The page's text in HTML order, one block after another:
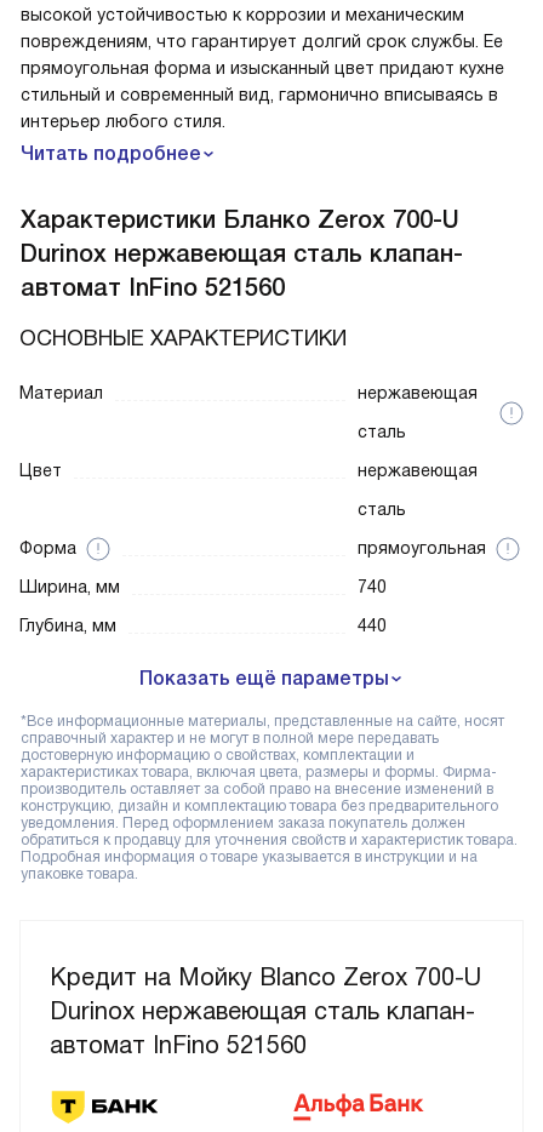
Кредит на Мойку Blanco Zerox 700-U
Durinox нержавеющая сталь клапан-
автомат InFino 521560
высокой устойчивостью к коррозии и механическим
повреждениям, что гарантирует долгий срок службы. Ее
прямоугольная форма и изысканный цвет придают кухне
стильный и современный вид, гармонично вписываясь в
интерьер любого стиля.
Читать подробнее
Характеристики Бланко Zerox 700-U
Durinox нержавеющая сталь клапан-
автомат InFino 521560
ОСНОВНЫЕ ХАРАКТЕРИСТИКИ
Материал
нержавеющая
сталь
Цвет
нержавеющая
сталь
Форма
прямоугольная
Ширина, мм
740
Глубина, мм
440
Показать ещё параметры
*Все информационные материалы, представленные на сайте, носят
справочный характер и не могут в полной мере передавать
достоверную информацию о свойствах, комплектации и
характеристиках товара, включая цвета, размеры и формы. Фирма-
производитель оставляет за собой право на внесение изменений в
конструкцию, дизайн и комплектацию товара без предварительного
уведомления. Перед оформлением заказа покупатель должен
обратиться к продавцу для уточнения свойств и характеристик товара.
Подробная информация о товаре указывается в инструкции и на
упаковке товара.